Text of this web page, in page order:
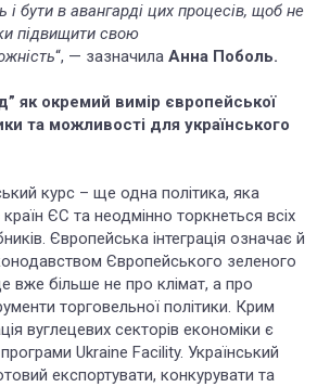
бути в авангарді цих процесів, щоб не
підвищити свою
“, — зазначила Анна Поболь.
як окремий вимір європейської
та можливості для українського
курс – ще одна політика, яка
ЄС та неодмінно торкнеться всіх
Європейська інтеграція означає й
Європейського зеленого
вже більше не про клімат, а про
торговельної політики. Крим
вуглецевих секторів економіки є
Ukraine Facility. Український
експортувати, конкурувати та